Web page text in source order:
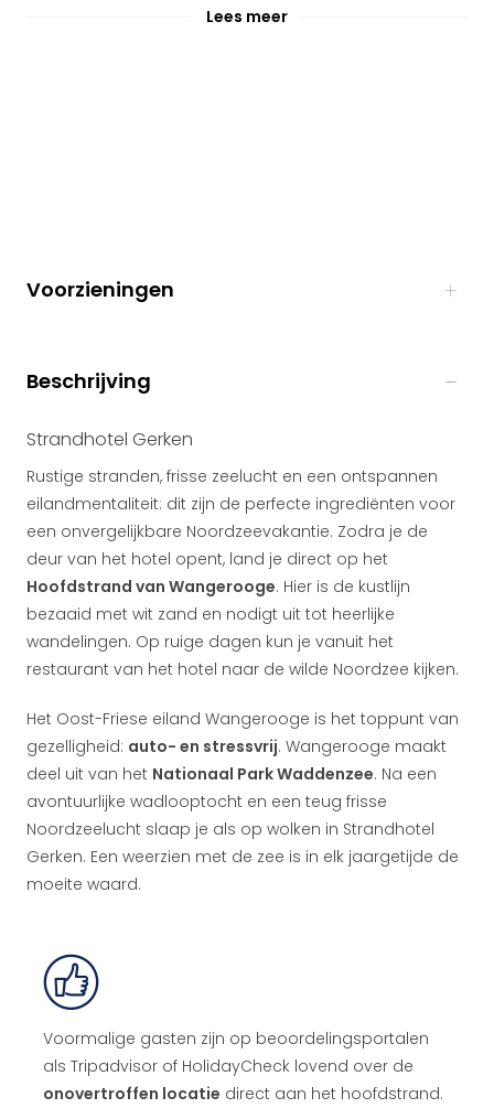
Lees meer
Voorzieningen
Beschrijving
Strandhotel Gerken
Rustige stranden, frisse zeelucht en een ontspannen
eilandmentaliteit: dit zijn de perfecte ingrediënten voor
een onvergelijkbare Noordzeevakantie. Zodra je de
deur van het hotel opent, land je direct op het
Hoofdstrand van Wangerooge. Hier is de kustlijn
bezaaid met wit zand en nodigt uit tot heerlijke
wandelingen. Op ruige dagen kun je vanuit het
restaurant van het hotel naar de wilde Noordzee kijken.
Het Oost-Friese eiland Wangerooge is het toppunt van
gezelligheid: auto- en stressvrij. Wangerooge maakt
deel uit van het Nationaal Park Waddenzee. Na een
avontuurlijke wadlooptocht en een teug frisse
Noordzeelucht slaap je als op wolken in Strandhotel
Gerken. Een weerzien met de zee is in elk jaargetijde de
moeite waard.
Voormalige gasten zijn op beoordelingsportalen
als Tripadvisor of HolidayCheck lovend over de
onovertroffen locatie direct aan het hoofdstrand.